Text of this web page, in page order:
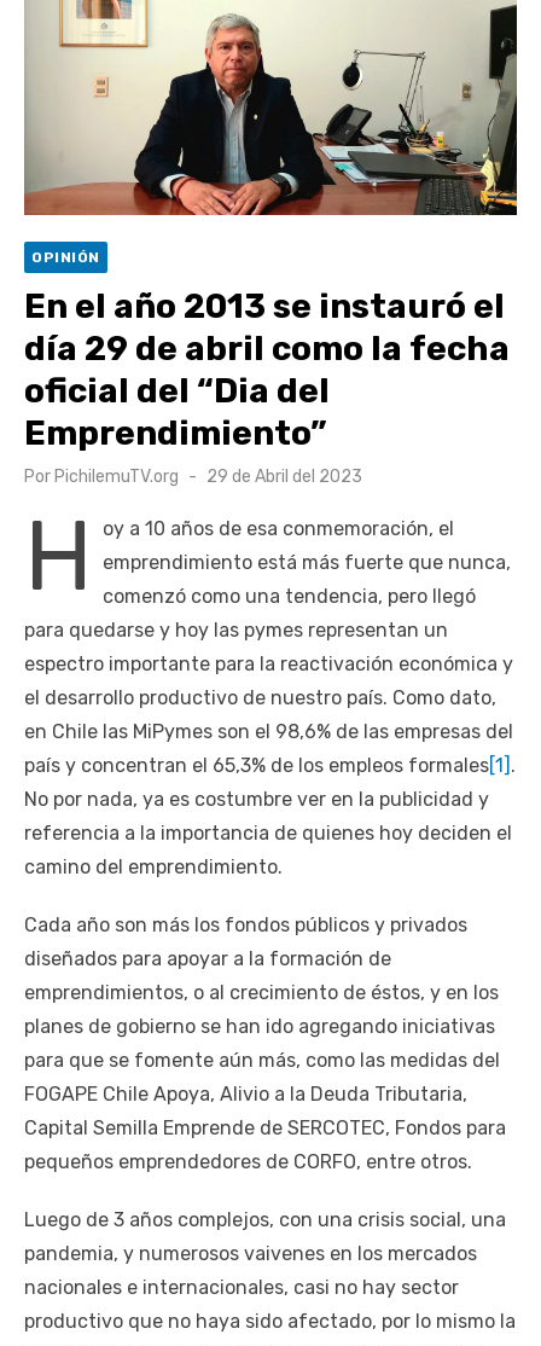
escuela comunitaria
Cóctel de Sábado: Emprendimiento y floricultura con María
Lina Fermandois y Luis Polanco
Seis comunas de O’Higgins inician la construcción
participativa del Plan Local de Restauración del Secano
Costero Nilahue
segunda clasificatoria
Retrospectiva 2026 | Capítulo 03: lessons on flight – Cecilia
Araneda
OPINIÓN
En el año 2013 se instauró el
día 29 de abril como la fecha
oficial del “Dia del
Emprendimiento”
Por PichilemuTV.org
Publicado
29 de Abril del 2023
H
oy a 10 años de esa conmemoración, el
emprendimiento está más fuerte que nunca,
comenzó como una tendencia, pero llegó
para quedarse y hoy las pymes representan un
espectro importante para la reactivación económica y
el desarrollo productivo de nuestro país. Como dato,
en Chile las MiPymes son el 98,6% de las empresas del
país y concentran el 65,3% de los empleos formales[1] .
No por nada, ya es costumbre ver en la publicidad y
referencia a la importancia de quienes hoy deciden el
camino del emprendimiento.
Cada año son más los fondos públicos y privados
diseñados para apoyar a la formación de
emprendimientos, o al crecimiento de éstos, y en los
planes de gobierno se han ido agregando iniciativas
para que se fomente aún más, como las medidas del
FOGAPE Chile Apoya, Alivio a la Deuda Tributaria,
Capital Semilla Emprende de SERCOTEC, Fondos para
pequeños emprendedores de CORFO, entre otros.
Luego de 3 años complejos, con una crisis social, una
pandemia, y numerosos vaivenes en los mercados
nacionales e internacionales, casi no hay sector
productivo que no haya sido afectado, por lo mismo la